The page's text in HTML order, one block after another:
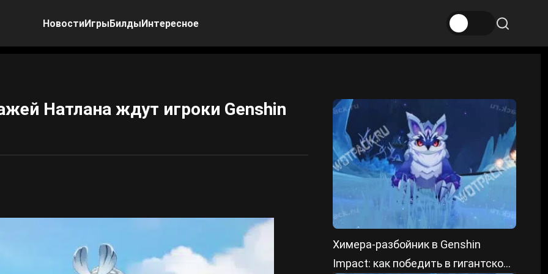
НовостиИгрыБилдыИнтересное
Натлана ждут игроки Genshin
Химера-разбойник в Genshin
Impact: как победить в гигантской